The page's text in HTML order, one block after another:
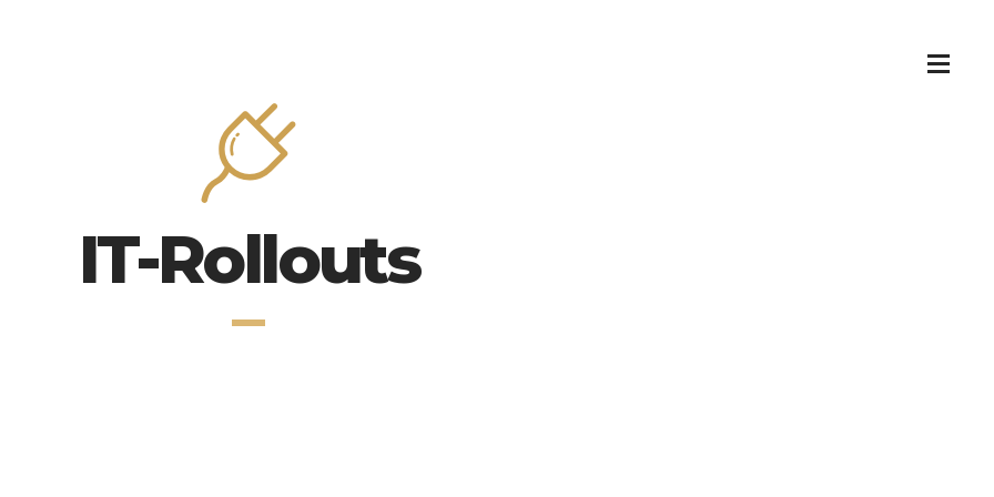
IT-Rollouts